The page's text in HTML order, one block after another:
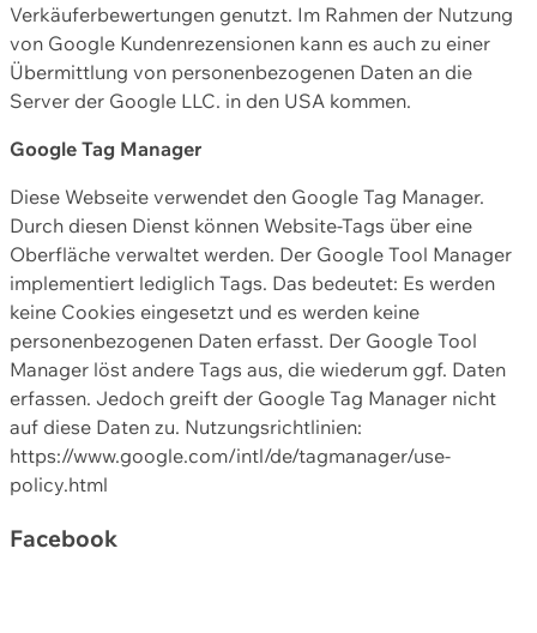
Verkäuferbewertungen genutzt. Im Rahmen der Nutzung
von Google Kundenrezensionen kann es auch zu einer
Übermittlung von personenbezogenen Daten an die
Server der Google LLC. in den USA kommen.
Google Tag Manager
Diese Webseite verwendet den Google Tag Manager.
Durch diesen Dienst können Website-Tags über eine
Oberfläche verwaltet werden. Der Google Tool Manager
implementiert lediglich Tags. Das bedeutet: Es werden
keine Cookies eingesetzt und es werden keine
personenbezogenen Daten erfasst. Der Google Tool
Manager löst andere Tags aus, die wiederum ggf. Daten
erfassen. Jedoch greift der Google Tag Manager nicht
auf diese Daten zu. Nutzungsrichtlinien:
https://www.google.com/intl/de/tagmanager/use-
policy.html
Facebook